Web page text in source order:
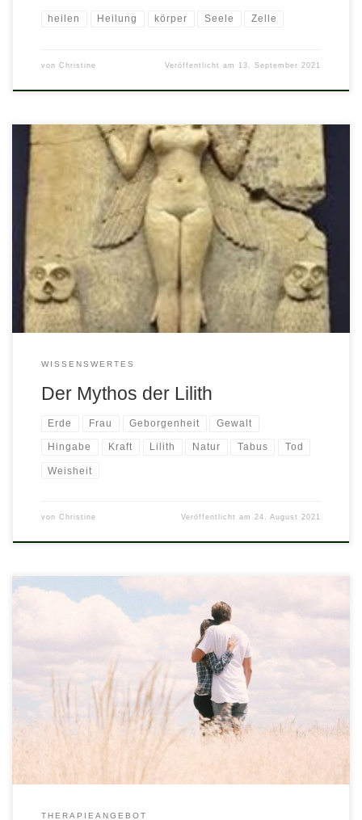
heilen Heilung körper Seele Zelle
von Christine Veröffentlicht am 13. September 2021
Lilith ist keine von diesen einladenden heroischen Figuren, die
unseren Idealen schmeichelt! Sie ist die ‚Regentin der
ungebändigten Kräfte der Natur, aber auch die Weisheit, die sich
in den tiefsten Geheimnissen des Menschseins verbirgt‘ (Quelle:
Antonia Langsdorf, ‚Lilith – die Weisheit der ungezähmten Frau‘).
Es war vor allem ihre Kraft, […]
WISSENSWERTES
Der Mythos der Lilith
Erde Frau Geborgenheit Gewalt
Hingabe Kraft Lilith Natur Tabus Tod
Weisheit
von Christine Veröffentlicht am 24. August 2021
Ein Paar ist mehr als die Summe zweier Menschen. Manche
Menschen können nicht alleine sein. Andere kommen sehr gut
alleine zurecht und machen ohnehin alles mit sich selbst aus.
Unabhängig davon, wozu wir selbst tendieren, entlockt uns eine
Partnerschaft Seiten mit denen wir als Single wenig zu tun
hatten. Als […]
THERAPIEANGEBOT